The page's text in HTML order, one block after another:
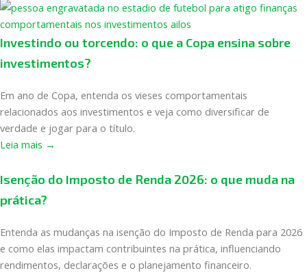
Investindo ou torcendo: o que a Copa ensina sobre
investimentos?
Em ano de Copa, entenda os vieses comportamentais
relacionados aos investimentos e veja como diversificar de
verdade e jogar para o título.
Leia mais →
Isenção do Imposto de Renda 2026: o que muda na
prática?
Entenda as mudanças na isenção do Imposto de Renda para 2026
e como elas impactam contribuintes na prática, influenciando
rendimentos, declarações e o planejamento financeiro.